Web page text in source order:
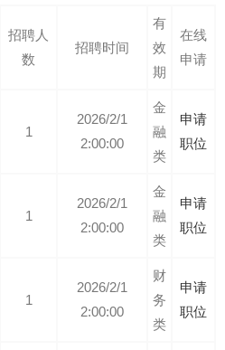
招聘人
数
招聘时间
有
效
期
在线
申请
1
2026/2/1
2:00:00
金
融
类
申请
职位
1
2026/2/1
2:00:00
金
融
类
申请
职位
1
2026/2/1
2:00:00
财
务
类
申请
职位